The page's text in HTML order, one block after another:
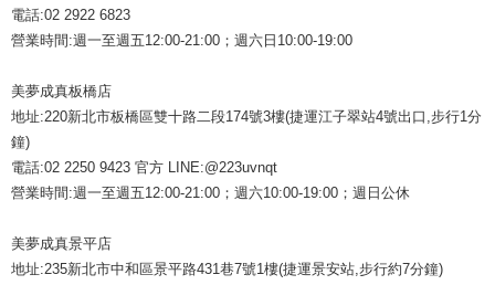
電話:02 2922 6823
營業時間:週一至週五12:00-21:00；週六日10:00-19:00
美夢成真板橋店
地址:220新北市板橋區雙十路二段174號3樓(捷運江子翠站4號出口,步行1分
鐘)
電話:02 2250 9423 官方 LINE:@223uvnqt
營業時間:週一至週五12:00-21:00；週六10:00-19:00；週日公休
美夢成真景平店
地址:235新北市中和區景平路431巷7號1樓(捷運景安站,步行約7分鐘)